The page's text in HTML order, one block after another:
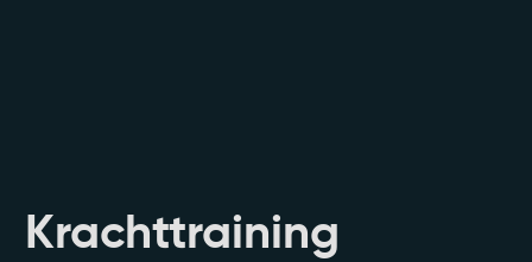
Krachttraining